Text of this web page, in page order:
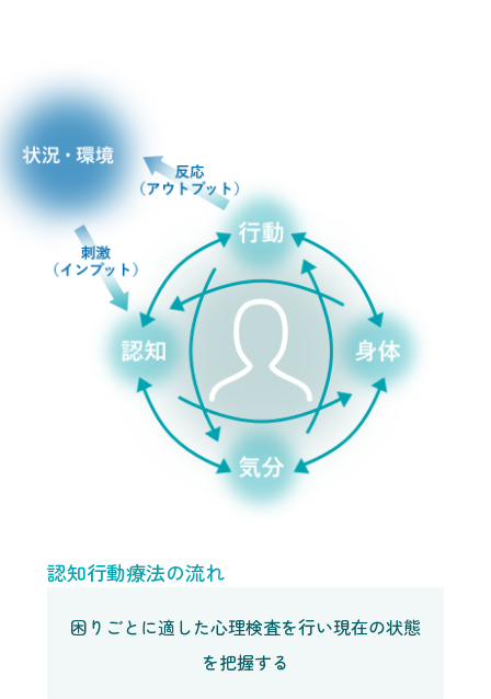
認知行動療法の流れ
困りごとに適した心理検査を行い現在の状態
を把握する